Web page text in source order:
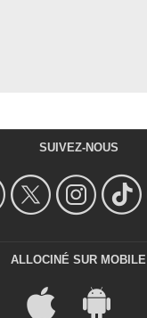
SUIVEZ-NOUS
ALLOCINÉ SUR MOBILE